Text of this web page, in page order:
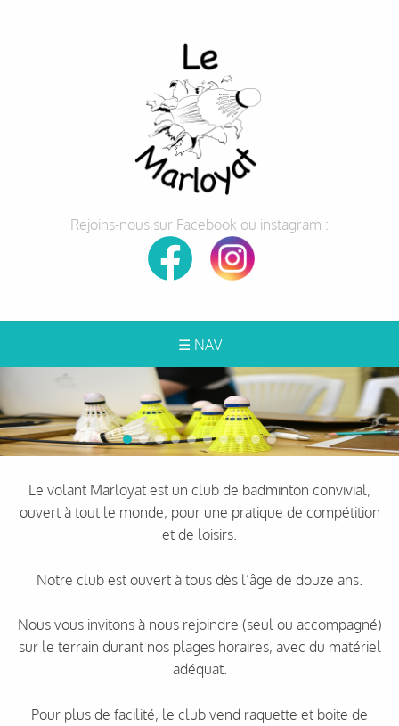
Rejoins-nous sur Facebook ou instagram :
☰ NAV
Le volant Marloyat est un club de badminton convivial,
ouvert à tout le monde, pour une pratique de compétition
et de loisirs.
Notre club est ouvert à tous dès l’âge de douze ans.
Nous vous invitons à nous rejoindre (seul ou accompagné)
sur le terrain durant nos plages horaires, avec du matériel
adéquat.
Pour plus de facilité, le club vend raquette et boite de